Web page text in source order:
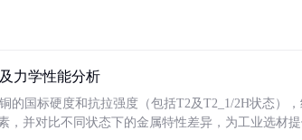
力学性能分析
的国标硬度和抗拉强度（包括T2及T2_1/2H状态）
，并对比不同状态下的金属特性差异，为工业选材提